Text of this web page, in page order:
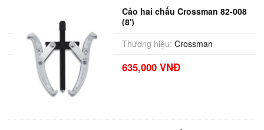
Cảo hai chấu Crossman 82-008
(8')
Thương hiệu: Crossman
635,000 VNĐ